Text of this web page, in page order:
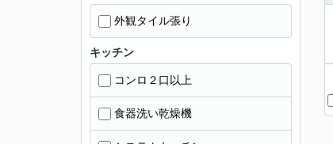
外観タイル張り
キッチン
コンロ２口以上
食器洗い乾燥機